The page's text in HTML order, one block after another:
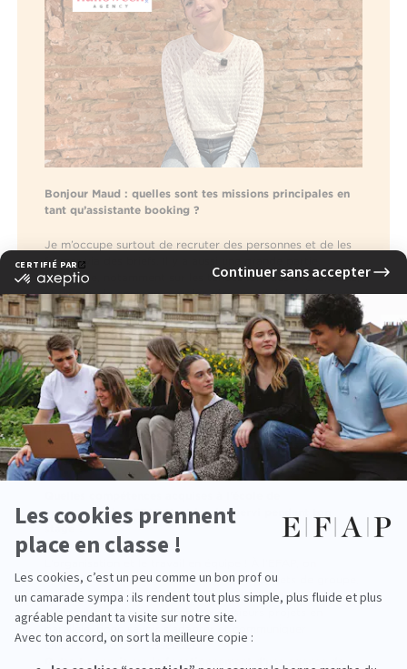
Bonjour Maud : quelles sont tes missions principales en
tant qu’assistante booking ?
Je m’occupe surtout de recruter des personnes et de les
former via des briefs. Il y a aussi une grande partie
logistique, notamment sur les tenues lors des événements,
et un peu de contenu pour les réseaux sociaux de l’agence
et du pôle Booking. Je participe à des animations terrain
variées et dynamiques.
Quel a été le projet le plus marquant sur lequel tu as
travaillé ?
Le plus marquant, c’est sans doute une campagne avec
une grande marque de spiritueux. C’était un projet
d’envergure et j’ai vraiment ressenti une valorisation
personnelle de pouvoir y contribuer.
communication EFAP t’ont le plus servi pendant ton
apprend à collaborer sur de nombreux projets de groupe,
et c’est exactement ce que je retrouve ici. On travaille
toujours à plusieurs, parfois sur plusieurs projets en
parallèle, donc savoir s’adapter et communiquer
efficacement, c’est essentiel.